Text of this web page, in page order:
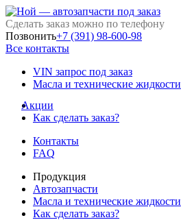
Сделать заказ можно по телефону
Позвонить+7 (391) 98-600-98
Все контакты
VIN запрос под заказ
Масла и технические жидкости
Акции
Как сделать заказ?
Контакты
FAQ
Продукция
Автозапчасти
Масла и технические жидкости
Как сделать заказ?